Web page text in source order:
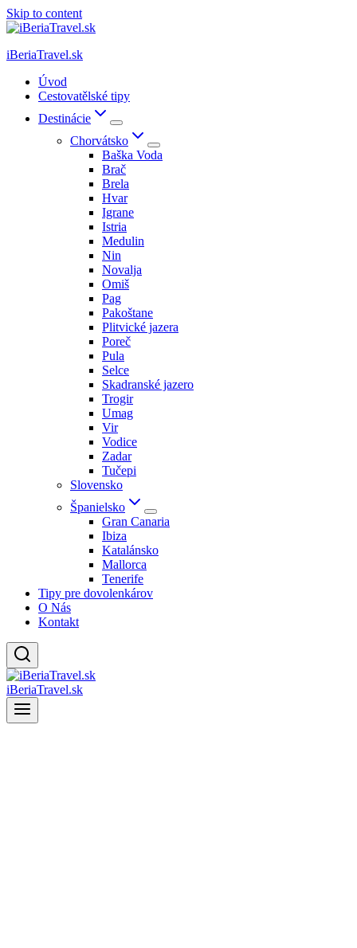
Skip to content
iBeriaTravel.sk
Úvod
Cestovatělské tipy
Destinácie
Chorvátsko
Baška Voda
Brač
Brela
Hvar
Igrane
Istria
Medulin
Nin
Novalja
Omiš
Pag
Pakoštane
Plitvické jazera
Poreč
Pula
Selce
Skadranské jazero
Trogir
Umag
Vir
Vodice
Zadar
Tučepi
Slovensko
Španielsko
Gran Canaria
Ibiza
Katalánsko
Mallorca
Tenerife
Tipy pre dovolenkárov
O Nás
Kontakt
iBeriaTravel.sk